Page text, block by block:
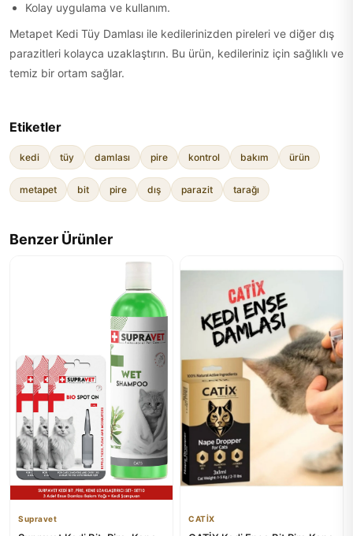
Kolay uygulama ve kullanım.
Metapet Kedi Tüy Damlası ile kedilerinizden pireleri ve diğer dış
parazitleri kolayca uzaklaştırın. Bu ürün, kedileriniz için sağlıklı ve
temiz bir ortam sağlar.
Etiketler
kedi tüy damlası pire kontrol bakım ürün
metapet bit pire dış parazit tarağı
Benzer Ürünler
Supravet CATİX